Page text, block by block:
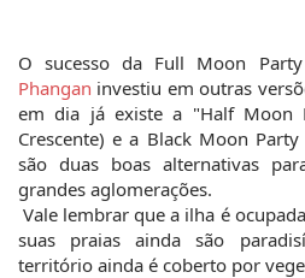
O sucesso da Full Moon
Phangan investiu em outras
em dia já existe a "Half Moon
Crescente) e a Black Moon
são duas boas alternativas
grandes aglomerações.
Vale lembrar que a ilha é ocupada por um pequeno vilarejo,
suas praias ainda são
território ainda é coberto por